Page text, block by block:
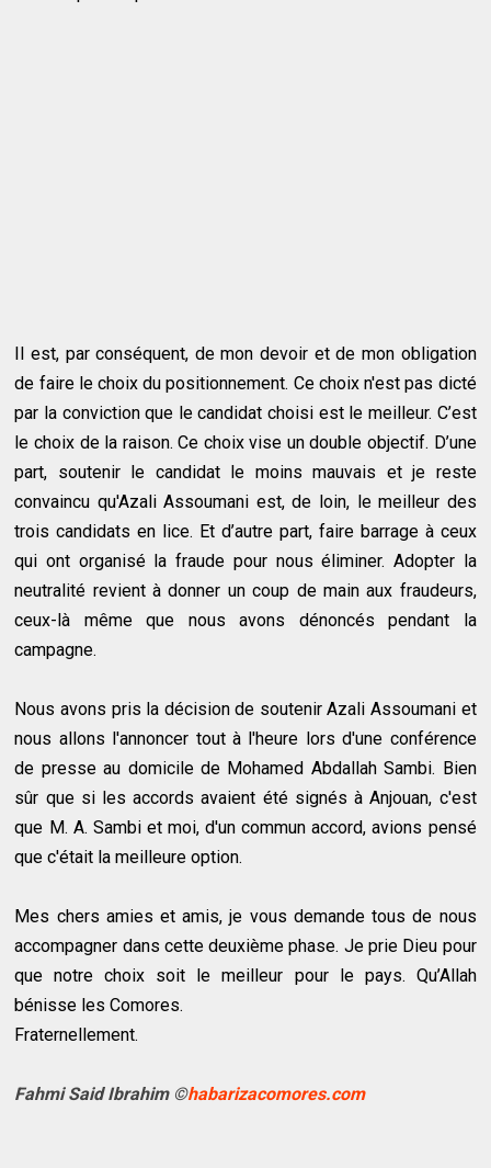
Il est, par conséquent, de mon devoir et de mon obligation
de faire le choix du positionnement. Ce choix n'est pas dicté
par la conviction que le candidat choisi est le meilleur. C’est
le choix de la raison. Ce choix vise un double objectif. D’une
part, soutenir le candidat le moins mauvais et je reste
convaincu qu'Azali Assoumani est, de loin, le meilleur des
trois candidats en lice. Et d’autre part, faire barrage à ceux
qui ont organisé la fraude pour nous éliminer. Adopter la
neutralité revient à donner un coup de main aux fraudeurs,
ceux-là même que nous avons dénoncés pendant la
campagne.
Nous avons pris la décision de soutenir Azali Assoumani et
nous allons l'annoncer tout à l'heure lors d'une conférence
de presse au domicile de Mohamed Abdallah Sambi. Bien
sûr que si les accords avaient été signés à Anjouan, c'est
que M. A. Sambi et moi, d'un commun accord, avions pensé
que c'était la meilleure option.
Mes chers amies et amis, je vous demande tous de nous
accompagner dans cette deuxième phase. Je prie Dieu pour
que notre choix soit le meilleur pour le pays. Qu’Allah
bénisse les Comores.
Fraternellement.
Fahmi Said Ibrahim ©habarizacomores.com